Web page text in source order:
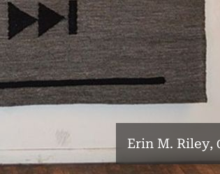
Erin M. Riley,